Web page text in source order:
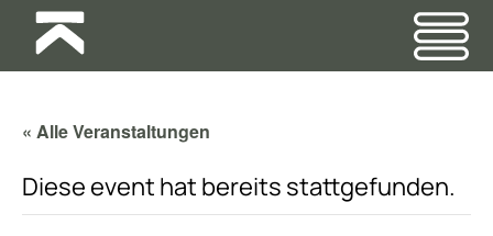
« Alle Veranstaltungen
Diese event hat bereits stattgefunden.